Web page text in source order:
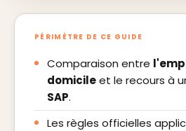
PÉRIMÈTRE DE CE GUIDE
Comparaison entre
domicileet le recours à
SAP.
Les règles officielles